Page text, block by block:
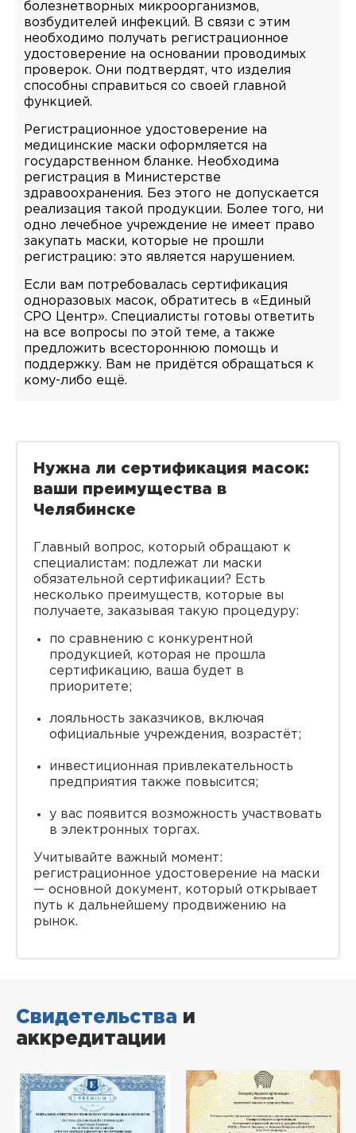
болезнетворных микроорганизмов,
возбудителей инфекций. В связи с этим
необходимо получать регистрационное
удостоверение на основании проводимых
проверок. Они подтвердят, что изделия
способны справиться со своей главной
функцией.
Регистрационное удостоверение на
медицинские маски оформляется на
государственном бланке. Необходима
регистрация в Министерстве
здравоохранения. Без этого не допускается
реализация такой продукции. Более того, ни
одно лечебное учреждение не имеет право
закупать маски, которые не прошли
регистрацию: это является нарушением.
Если вам потребовалась сертификация
одноразовых масок, обратитесь в «Единый
СРО Центр». Специалисты готовы ответить
на все вопросы по этой теме, а также
предложить всестороннюю помощь и
поддержку. Вам не придётся обращаться к
кому-либо ещё.
Нужна ли сертификация масок:
ваши преимущества в
Челябинске
Главный вопрос, который обращают к
специалистам: подлежат ли маски
обязательной сертификации? Есть
несколько преимуществ, которые вы
получаете, заказывая такую процедуру:
по сравнению с конкурентной
продукцией, которая не прошла
сертификацию, ваша будет в
приоритете;
лояльность заказчиков, включая
официальные учреждения, возрастёт;
инвестиционная привлекательность
предприятия также повысится;
у вас появится возможность участвовать
в электронных торгах.
Учитывайте важный момент:
регистрационное удостоверение на маски
— основной документ, который открывает
путь к дальнейшему продвижению на
рынок.
Свидетельства и
аккредитации